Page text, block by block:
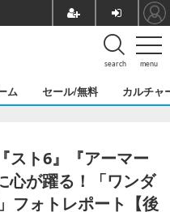
menu
search
ム セール/無料 カルチャ
スト6』『アーマー
心が躍る！「ワンダ
フォトレポート【後